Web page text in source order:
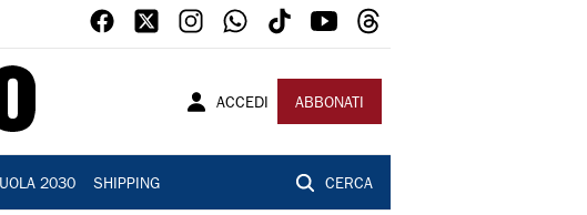
ACCEDI ABBONATI
2030 SHIPPING CERCA